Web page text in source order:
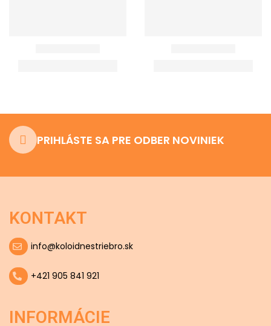
PRIHLÁSTE SA PRE ODBER NOVINIEK
KONTAKT
info@koloidnestriebro.sk
+421 905 841 921
INFORMÁCIE